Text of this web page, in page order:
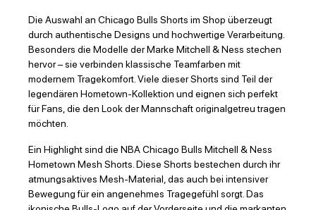
Die Auswahl an Chicago Bulls Shorts im Shop überzeugt
durch authentische Designs und hochwertige Verarbeitung.
Besonders die Modelle der Marke Mitchell & Ness stechen
hervor – sie verbinden klassische Teamfarben mit
modernem Tragekomfort. Viele dieser Shorts sind Teil der
legendären Hometown-Kollektion und eignen sich perfekt
für Fans, die den Look der Mannschaft originalgetreu tragen
möchten.
Ein Highlight sind die NBA Chicago Bulls Mitchell & Ness
Hometown Mesh Shorts. Diese Shorts bestechen durch ihr
atmungsaktives Mesh-Material, das auch bei intensiver
Bewegung für ein angenehmes Tragegefühl sorgt. Das